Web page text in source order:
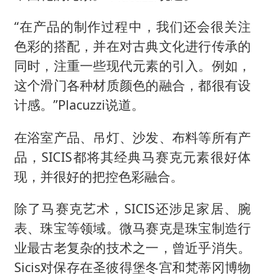
“在产品的制作过程中，我们还会很关注
色彩的搭配，并在对古典文化进行传承的
同时，注重一些现代元素的引入。例如，
这个滑门各种材质颜色的融合，都很有设
计感。”Placuzzi说道。
在浴室产品、吊灯、沙发、布料等所有产
品，SICIS都将其经典马赛克元素很好体
现，并很好的把控色彩融合。
除了马赛克艺术，SICIS还涉足家居、腕
表、珠宝等领域。微马赛克是珠宝制造行
业最古老复杂的技术之一，曾近乎消失。
Sicis对保存在圣彼得堡冬宫和梵蒂冈博物